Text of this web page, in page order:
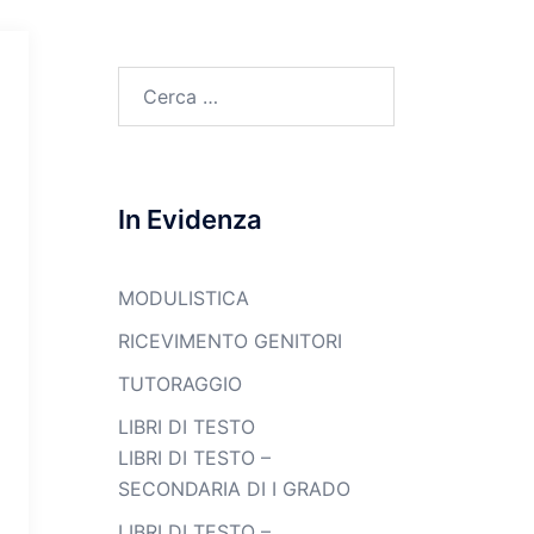
In Evidenza
MODULISTICA
RICEVIMENTO GENITORI
TUTORAGGIO
LIBRI DI TESTO
LIBRI DI TESTO –
SECONDARIA DI I GRADO